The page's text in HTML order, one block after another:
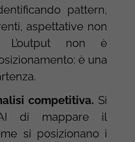
pattern,
aspettative non
L’output non è
è una
competitiva. Si
di mappare il
si posizionano i